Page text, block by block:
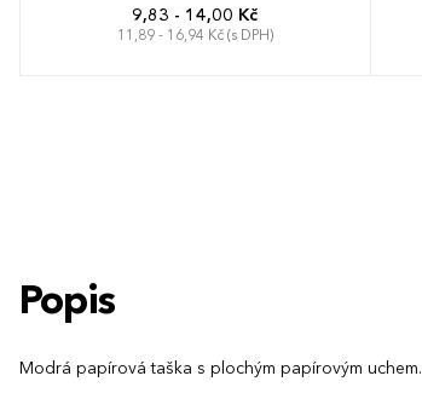
9,83 - 14,00 Kč
11,89 - 16,94 Kč (s DPH)
Popis
Modrá papírová taška s plochým papírovým uchem.